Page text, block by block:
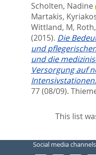
Scholten, Nadine
Martakis,
Wittland, M,
(2015). Die
und
und die
Versorgung auf
Intensivstationen.
77 (08/09).
This list
Social media